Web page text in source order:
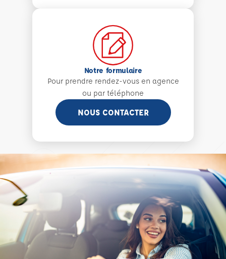
Notre formulaire
Pour prendre rendez-vous en agence
ou par téléphone
NOUS CONTACTER